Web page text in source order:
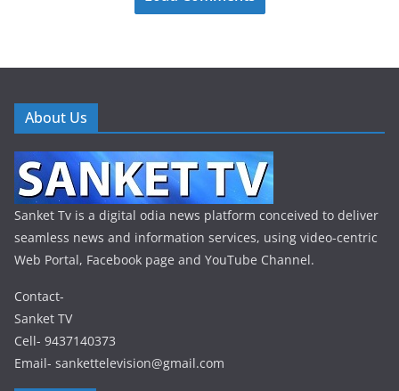
About Us
Sanket Tv is a digital odia news platform conceived to deliver
seamless news and information services, using video-centric
Web Portal, Facebook page and YouTube Channel.
Contact-
Sanket TV
Cell- 9437140373
Email- sankettelevision@gmail.com